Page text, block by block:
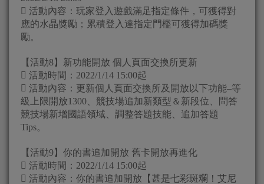
 活動內容：玩家登入遊戲滿足指定條件，可獲得對
應的水晶獎勵；累積登入達指定門檻可獲得加碼獎
勵。
【活動8】新功能開放 個人頁面交換所更新
 活動時間：2022/1/14 15:00起
 活動內容：更新個人頁面交換所及開放以下功能–等
級上限開放1300、競技場追加新類型＆新段位、問答
競技場新增國語領域、調整答題技能、追加答題
Tips。
【活動9】你的書追加開放 舊卡開放再進化
 活動時間：2022/1/14 15:00起
 活動內容：你的書追加開放【甚是七彩斑斕！艾尼